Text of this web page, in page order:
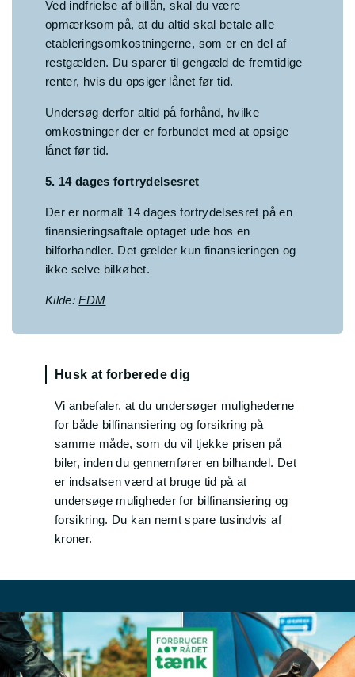
Ved indfrielse af billån, skal du være
opmærksom på, at du altid skal betale alle
etableringsomkostningerne, som er en del af
restgælden. Du sparer til gengæld de fremtidige
renter, hvis du opsiger lånet før tid.
Undersøg derfor altid på forhånd, hvilke
omkostninger der er forbundet med at opsige
lånet før tid.
5. 14 dages fortrydelsesret
Der er normalt 14 dages fortrydelsesret på en
finansieringsaftale optaget ude hos en
bilforhandler. Det gælder kun finansieringen og
ikke selve bilkøbet.
Kilde:FDM
Husk at forberede dig
Vi anbefaler, at du undersøger mulighederne
for både bilfinansiering og forsikring på
samme måde, som du vil tjekke prisen på
biler, inden du gennemfører en bilhandel. Det
er indsatsen værd at bruge tid på at
undersøge muligheder for bilfinansiering og
forsikring. Du kan nemt spare tusindvis af
kroner.